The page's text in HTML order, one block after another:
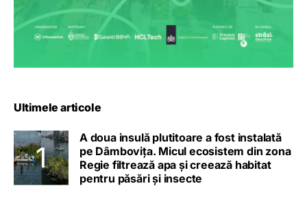
Ultimele articole
A doua insulă plutitoare a fost instalată
pe Dâmbovița. Micul ecosistem din zona
Regie filtrează apa și creează habitat
pentru păsări și insecte